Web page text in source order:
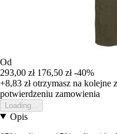
Od
293,00 zł 176,50 zł -40%
+8,83 złotrzymasz na kolejne
potwierdzeniu zamowienia
Loading...
Opis